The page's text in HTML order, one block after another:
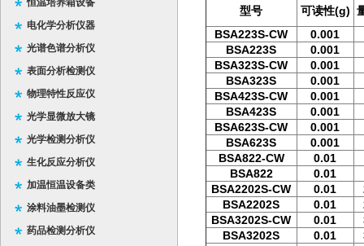
恒温培养箱设备
电化学分析仪器
光谱色谱分析仪
表面分析检测仪
物理特性反应仪
光学显微放大镜
光学检测分析仪
生化反应分析仪
加温恒温设备类
涂料油墨检测仪
药品检测分析仪
型号 可读性(g)
BSA223S-CW
0.001
BSA223S
0.001
BSA323S-CW
0.001
BSA323S
0.001
BSA423S-CW
0.001
BSA423S
0.001
BSA623S-CW
0.001
BSA623S
0.001
BSA822-CW
0.01
BSA822
0.01
BSA2202S-CW
0.01
BSA2202S
0.01
BSA3202S-CW
0.01
BSA3202S
0.01